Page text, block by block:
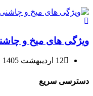
ویژگی های میخ و
12 اردیبهشت 1405
دسترسی سریع